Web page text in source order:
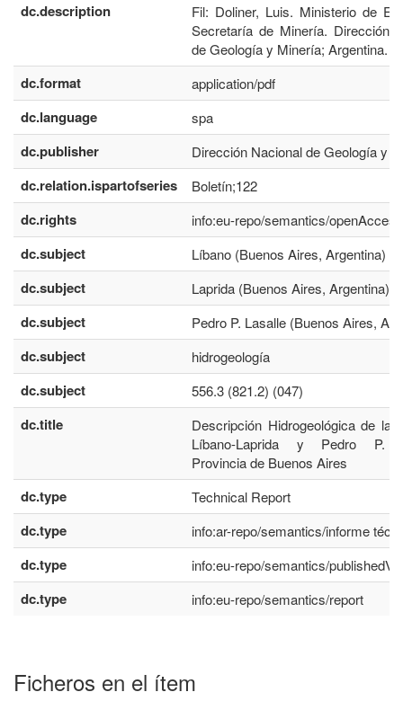
dc.description
Fil: Doliner, Luis. Ministerio de
Secretaría de Minería. Dirección
de Geología y Minería; Argentina.
dc.format application/pdf
dc.language spa
dc.publisher Dirección Nacional de Geología y
dc.relation.ispartofseries Boletín;122
dc.rights info:eu-repo/semantics/openAccess
dc.subject Líbano (Buenos Aires, Argentina)
dc.subject Laprida (Buenos Aires, Argentina)
dc.subject Pedro P. Lasalle (Buenos Aires,
dc.subject hidrogeología
dc.subject 556.3 (821.2) (047)
dc.title
Descripción Hidrogeológica de la
Líbano-Laprida y Pedro P.
Provincia de Buenos Aires
dc.type Technical Report
dc.type info:ar-repo/semantics/informe
dc.type info:eu-repo/semantics/
dc.type info:eu-repo/semantics/report
Ficheros en el ítem